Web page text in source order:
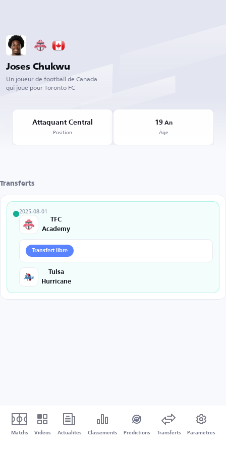
Joses Chukwu
Un joueur de football de Canada
qui joue pour Toronto FC
Attaquant Central
Position
19An
Âge
Transferts
2025-08-01
TFC
Academy
Transfert libre
Tulsa
Hurricane
Matchs Vidéos Actualités Classements Prédictions Transferts Paramètres